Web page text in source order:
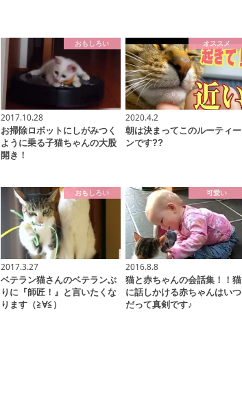
おもしろい
2017.10.28
お掃除ロボットにしがみつく
ように乗る子猫ちゃんの大股
開き！
オススメ
2020.4.2
朝は決まってこのルーティー
ンです??
おもしろい
2017.3.27
ベテラン猫さんのベテランぶ
りに『師匠！』と言いたくな
ります（≧∀≦）
可愛い
2016.8.8
猫と赤ちゃんの会話集！！猫
に話しかける赤ちゃんはいつ
だって真剣です♪